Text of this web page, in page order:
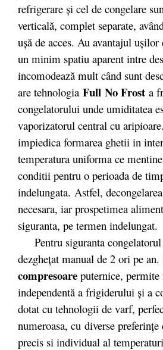
refrigerare şi cel de congelare
verticală, complet separate,
uşă de acces. Au avantajul uşilor
un minim spatiu aparent intre
incomodează mult când sunt
are tehnologia Full No Frost a
congelatorului unde umiditatea
vaporizatorul central cu
impiedica formarea ghetii in
temperatura uniforma ce
conditii pentru o perioada de
indelungata. Astfel,
necesara, iar prospetimea
siguranta, pe termen indelungat.
Pentru siguranta congelatorul
dezgheţat manual de 2 ori pe an.
compresoare puternice, permite
independentă a frigiderului şi a
dotat cu tehnologii de varf,
numeroasa, cu diverse
precis si individual al